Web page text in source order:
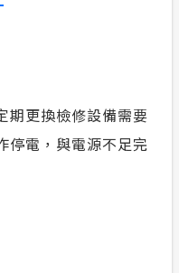
期更換檢修設備需要
停電，與電源不足完